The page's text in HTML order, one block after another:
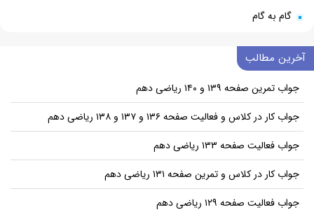
گام به گام
آخرین مطالب
جواب تمرین صفحه ۱۳۹ و ۱۴۰ ریاضی دهم
جواب کار در کلاس و فعالیت صفحه ۱۳۶ و ۱۳۷ و ۱۳۸ ریاضی دهم
جواب فعالیت صفحه ۱۳۳ ریاضی دهم
جواب کار در کلاس و تمرین صفحه ۱۳۱ ریاضی دهم
جواب فعالیت صفحه ۱۲۹ ریاضی دهم